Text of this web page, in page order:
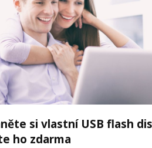
si vlastní USB flash
ho zdarma